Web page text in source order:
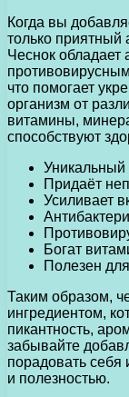
Когда вы
только приятный
Чеснок обладает
что помогает
организм от
витамины,
способствуют
Уникальный
Придаёт
Усиливает
Богат
Полезен
Таким образом,
ингредиентом,
пикантность,
забывайте
порадовать себя
и полезностью.